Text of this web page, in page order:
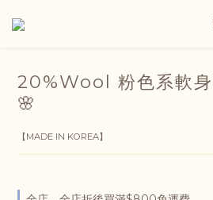
20%Wool 粉色系軟身
🌸
【MADE IN KOREA】